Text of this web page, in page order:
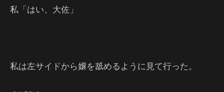
私「はい、大佐」
私は左サイドから嬢を舐めるように見て行った。